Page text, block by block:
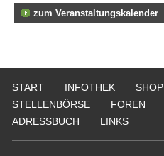
zum Veranstaltungskalender
START INFOTHEK SHOP
STELLENBÖRSE
FOREN
ADRESSBUCH
LINKS